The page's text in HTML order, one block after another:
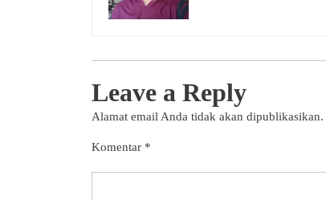
Leave a Reply
Alamat email Anda tidak akan dipublikasikan.
Komentar *